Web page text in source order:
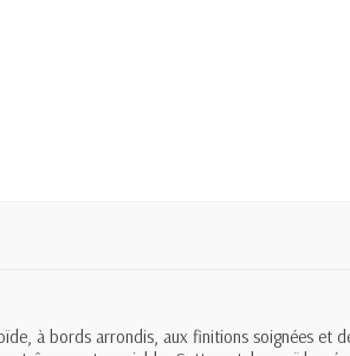
à bords arrondis, aux finitions soignées et